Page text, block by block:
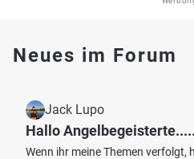
Neues im Forum
Jack Lupo
Hallo
Wenn ihr meine Themen verfolgt,